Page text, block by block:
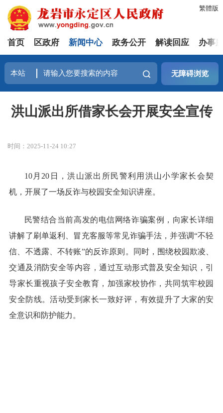
繁體版
首页 区政府 新闻中心 政务公开 解读回应 办事
无障碍浏览
洪山派出所借家长会开展安全宣传
时间：2025-11-24 10:27
10月20日，洪山派出所民警利用洪山小学家长会契
机，开展了一场反诈与校园安全知识讲座。
民警结合当前高发的电信网络诈骗案例，向家长详细
讲解了刷单返利、冒充客服等常见诈骗手法，并强调“不轻
信、不透露、不转账”的反诈原则。同时，围绕校园欺凌、
交通及消防安全等内容，通过互动形式普及安全知识，引
导家长重视孩子安全教育，加强家校协作，共同筑牢校园
安全防线。活动受到家长一致好评，有效提升了大家的安
全意识和防护能力。